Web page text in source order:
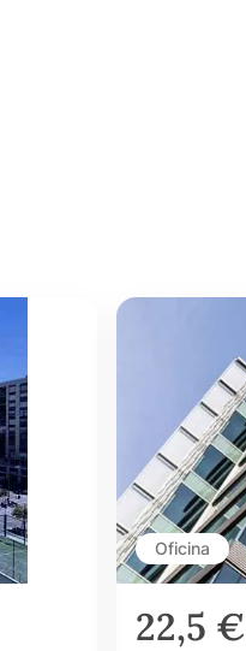
Oficina
22,5 €